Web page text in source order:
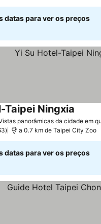
datas para ver os preços
Taipei Ningxia
a 0.7 km de Taipei City Zoo
datas para ver os preços